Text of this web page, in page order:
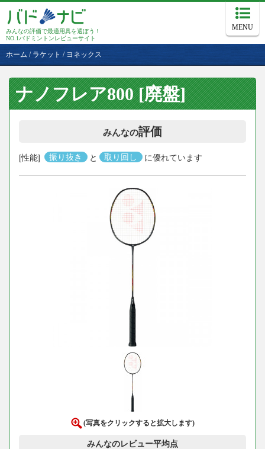
みんなの評価で最適用具を選ぼう！
NO.1バドミントンレビューサイト
MENU
ホーム / ラケット / ヨネックス
ナノフレア800 [廃盤]
みんなの評価
[性能] 振り抜き と 取り回し に優れています
(写真をクリックすると拡大します)
みんなのレビュー平均点